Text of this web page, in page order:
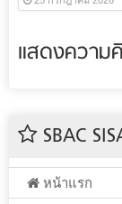
แสดงความ
SBAC
หน้าแรก